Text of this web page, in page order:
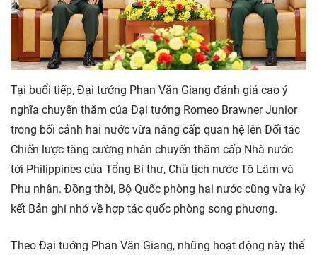
Tại buổi tiếp, Đại tướng Phan Văn Giang đánh giá cao ý
nghĩa chuyến thăm của Đại tướng Romeo Brawner Junior
trong bối cảnh hai nước vừa nâng cấp quan hệ lên Đối tác
Chiến lược tăng cường nhân chuyến thăm cấp Nhà nước
tới Philippines của Tổng Bí thư, Chủ tịch nước Tô Lâm và
Phu nhân. Đồng thời, Bộ Quốc phòng hai nước cũng vừa ký
kết Bản ghi nhớ về hợp tác quốc phòng song phương.
Theo Đại tướng Phan Văn Giang, những hoạt động này thể